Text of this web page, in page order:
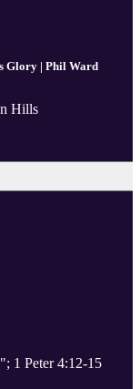
Glory | Phil Ward
Hills
1 Peter 4:12-15